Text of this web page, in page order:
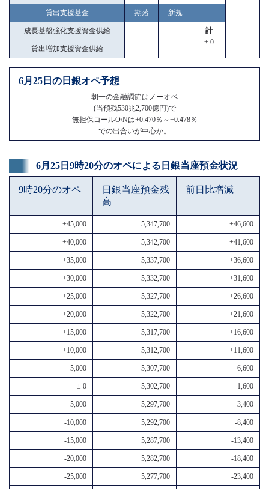
貸出支援基金 期落 新規
成長基盤強化支援資金供給
計
± 0
貸出増加支援資金供給
6月25日の日銀オペ予想
朝一の金融調節はノーオペ
(当預残530兆2,700億円)で
無担保コールO/Nは+0.470％～+0.478％
での出合いが中心か。
6月25日9時20分のオペによる日銀当座預金状況
9時20分のオペ
日銀当座預金残
高
前日比増減
+45,000 5,347,700 +46,600
+40,000 5,342,700 +41,600
+35,000 5,337,700 +36,600
+30,000 5,332,700 +31,600
+25,000 5,327,700 +26,600
+20,000 5,322,700 +21,600
+15,000 5,317,700 +16,600
+10,000 5,312,700 +11,600
+5,000 5,307,700 +6,600
± 0 5,302,700 +1,600
-5,000 5,297,700 -3,400
-10,000 5,292,700 -8,400
-15,000 5,287,700 -13,400
-20,000 5,282,700 -18,400
-25,000 5,277,700 -23,400